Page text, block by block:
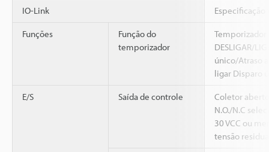
IO-Link Especificação
Funções
Função do
temporizador
Temporizador
DESLIGAR/
único/Atraso
ligar Disparo
E/S Saída de controle
Coletor
N.O./N.C
30 VCC ou
tensão